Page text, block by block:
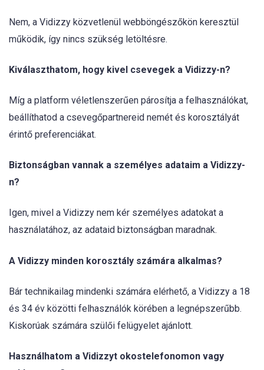
Nem, a Vidizzy közvetlenül webböngészőkön keresztül
működik, így nincs szükség letöltésre.
Kiválaszthatom, hogy kivel csevegek a Vidizzy-n?
Míg a platform véletlenszerűen párosítja a felhasználókat,
beállíthatod a csevegőpartnereid nemét és korosztályát
érintő preferenciákat.
Biztonságban vannak a személyes adataim a Vidizzy-
n?
Igen, mivel a Vidizzy nem kér személyes adatokat a
használatához, az adataid biztonságban maradnak.
A Vidizzy minden korosztály számára alkalmas?
Bár technikailag mindenki számára elérhető, a Vidizzy a 18
és 34 év közötti felhasználók körében a legnépszerűbb.
Kiskorúak számára szülői felügyelet ajánlott.
Használhatom a Vidizzyt okostelefonomon vagy